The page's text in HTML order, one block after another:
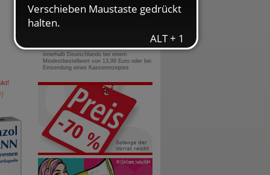
0800-10 11 422
gebührenfreie Rufnummer
innerhalb Deutschlands bei einem
Mindestbestellwert von 13,99 Euro oder bei
Einsendung eines Kassenrezeptes